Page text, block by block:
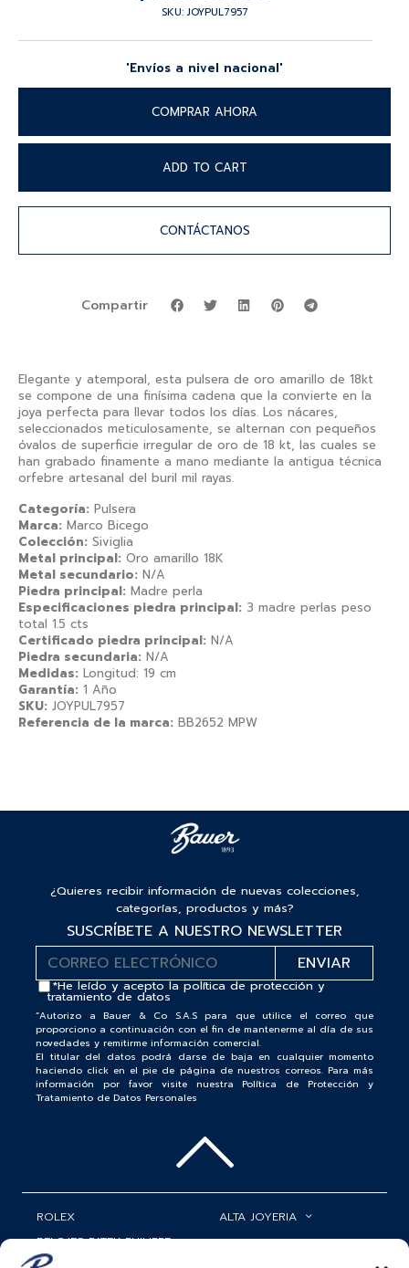
SKU: JOYPUL7957
'Envíos a nivel nacional'
COMPRAR AHORA
ADD TO CART
CONTÁCTANOS
Compartir
Elegante y atemporal, esta pulsera de oro amarillo de 18kt
se compone de una finísima cadena que la convierte en la
joya perfecta para llevar todos los días. Los nácares,
seleccionados meticulosamente, se alternan con pequeños
óvalos de superficie irregular de oro de 18 kt, las cuales se
han grabado finamente a mano mediante la antigua técnica
orfebre artesanal del buril mil rayas.
Categoría: Pulsera
Marca: Marco Bicego
Colección: Siviglia
Metal principal: Oro amarillo 18K
Metal secundario: N/A
Piedra principal: Madre perla
Especificaciones piedra principal: 3 madre perlas peso
total 1.5 cts
Certificado piedra principal: N/A
Piedra secundaria: N/A
Medidas: Longitud: 19 cm
Garantía: 1 Año
SKU: JOYPUL7957
Referencia de la marca: BB2652 MPW
¿Quieres recibir información de nuevas colecciones,
categorías, productos y más?
SUSCRÍBETE A NUESTRO NEWSLETTER
*He leído y acepto lapolítica de protección y
tratamiento de datos
“Autorizo a Bauer & Co S.A.S para que utilice el correo que
proporciono a continuación con el fin de mantenerme al día de sus
novedades y remitirme información comercial.
El titular del datos podrá darse de baja en cualquier momento
haciendo click en el pie de página de nuestros correos. Para más
información por favor visite nuestra Política de Protección y
Tratamiento de Datos Personales
ROLEX
RELOJES PATEK PHILIPPE
ALTA JOYERIA